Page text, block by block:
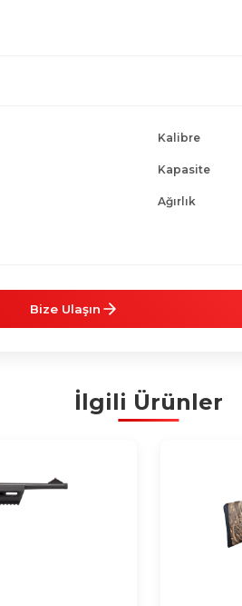
Kalibre
Kapasite
Ağırlık
Bize Ulaşın
İlgili Ürünler